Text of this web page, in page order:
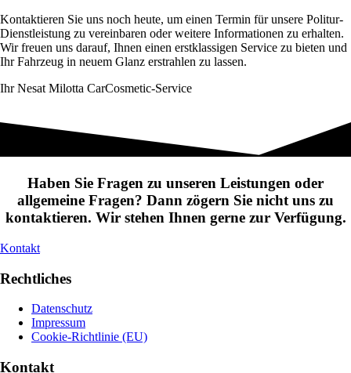
Kontaktieren Sie uns noch heute, um einen Termin für unsere Politur-
Dienstleistung zu vereinbaren oder weitere Informationen zu erhalten.
Wir freuen uns darauf, Ihnen einen erstklassigen Service zu bieten und
Ihr Fahrzeug in neuem Glanz erstrahlen zu lassen.
Ihr Nesat Milotta CarCosmetic-Service
Haben Sie Fragen zu unseren Leistungen oder
allgemeine Fragen? Dann zögern Sie nicht uns zu
kontaktieren. Wir stehen Ihnen gerne zur Verfügung.
Kontakt
Rechtliches
Datenschutz
Impressum
Cookie-Richtlinie (EU)
Kontakt